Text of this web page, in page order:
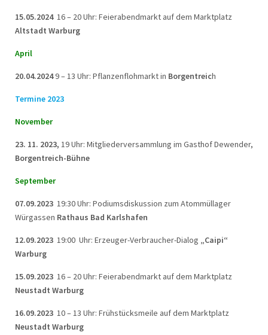
15.05.2024 16 – 20 Uhr: Feierabendmarkt auf dem Marktplatz
Altstadt Warburg
April
20.04.20249 – 13 Uhr: Pflanzenflohmarkt in Borgentreich
Termine 2023
November
23. 11. 2023, 19 Uhr: Mitgliederversammlung im Gasthof Dewender,
Borgentreich-Bühne
September
07.09.2023 19:30 Uhr: Podiumsdiskussion zum Atommüllager
Würgassen Rathaus Bad Karlshafen
12.09.2023 19:00 Uhr: Erzeuger-Verbraucher-Dialog „Caipi“
Warburg
15.09.2023 16 – 20 Uhr: Feierabendmarkt auf dem Marktplatz
Neustadt Warburg
16.09.2023 10 – 13 Uhr: Frühstücksmeile auf dem Marktplatz
Neustadt Warburg